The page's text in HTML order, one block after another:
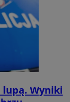
lupą. Wyniki